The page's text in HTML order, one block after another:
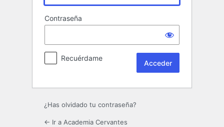
Contraseña
Recuérdame
¿Has olvidado tu contraseña?
← Ir a Academia Cervantes